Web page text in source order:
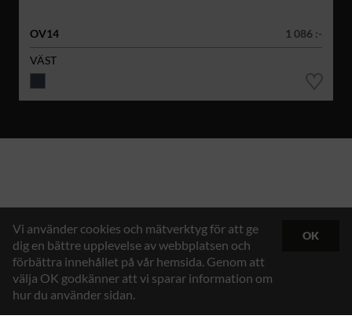
OV14
1 086 :-
VÄST
Vi använder cookies och mätverktyg för att ge
dig en bättre upplevelse av webbplatsen och
förbättra innehållet på vår hemsida. Genom att
välja OK godkänner att vi sparar information om
hur du använder sidan.
OK